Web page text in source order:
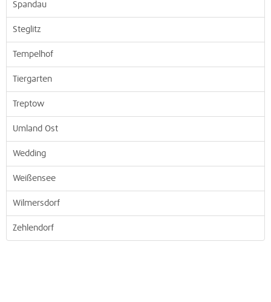
Spandau
Steglitz
Tempelhof
Tiergarten
Treptow
Umland Ost
Wedding
Weißensee
Wilmersdorf
Zehlendorf